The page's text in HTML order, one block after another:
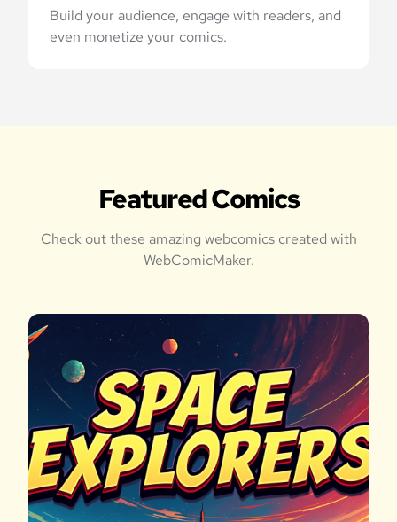
Build your audience, engage with readers, and
even monetize your comics.
Featured Comics
Check out these amazing webcomics created with
WebComicMaker.